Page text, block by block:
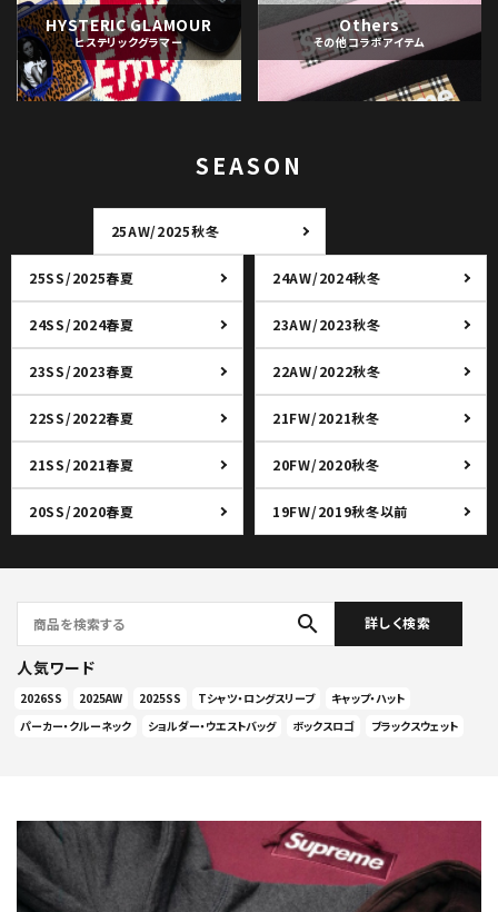
HYSTERIC GLAMOUR
ヒステリックグラマー
Others
その他コラボアイテム
SEASON
25AW/2025秋冬
25SS/2025春夏 24AW/2024秋冬
24SS/2024春夏 23AW/2023秋冬
23SS/2023春夏 22AW/2022秋冬
22SS/2022春夏 21FW/2021秋冬
21SS/2021春夏 20FW/2020秋冬
20SS/2020春夏 19FW/2019秋冬以前
search 詳しく検索
人気ワード
2026SS 2025AW 2025SS Tシャツ・ロングスリーブ
キャップ・ハット
パーカー・クルーネック
ショルダー・ウエストバッグ ボックスロゴ ブラックスウェット